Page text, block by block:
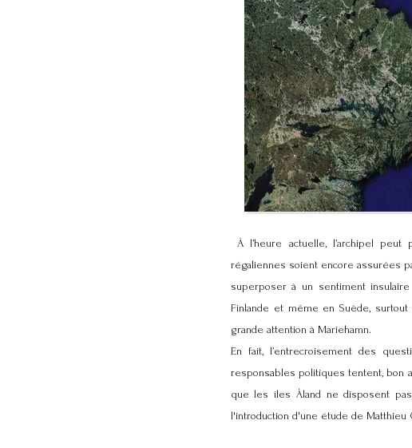
À l’heure actuelle, l’archipel
régaliennes soient encore assurées
superposer à un sentiment
Finlande et même en Suède,
grande attention à Mariehamn.
En fait, l’entrecroisement des
responsables politiques tentent, bon
que les îles Åland ne disposent
l'introduction d'une étude de Matthieu